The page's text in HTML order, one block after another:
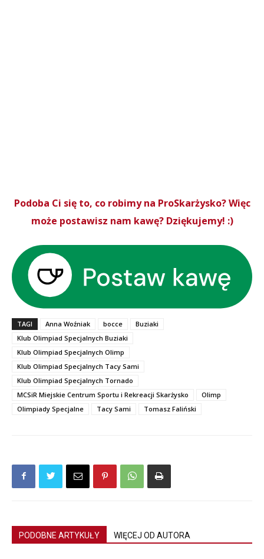
Podoba Ci się to, co robimy na ProSkarżysko? Więc
może postawisz nam kawę? Dziękujemy! :)
TAGI Anna Woźniak bocce
Buziaki
Klub Olimpiad Specjalnych Buziaki
Klub Olimpiad Specjalnych Olimp
Klub Olimpiad Specjalnych Tacy Sami
Klub Olimpiad Specjalnych Tornado
MCSiR Miejskie Centrum Sportu i Rekreacji Skarżysko
Olimp
Olimpiady Specjalne
Tacy Sami Tomasz Faliński
PODOBNE ARTYKUŁY WIĘCEJ OD AUTORA